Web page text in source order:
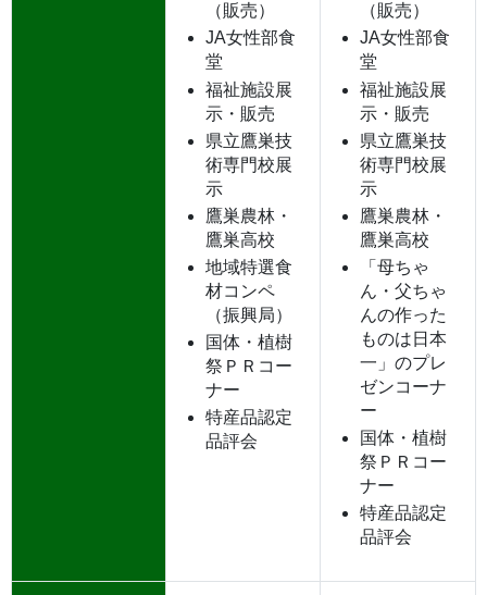
（販売）
JA女性部食
堂
福祉施設展
示・販売
県立鷹巣技
術専門校展
示
鷹巣農林・
鷹巣高校
地域特選食
材コンペ
（振興局）
国体・植樹
祭ＰＲコー
ナー
特産品認定
品評会
（販売）
JA女性部食
堂
福祉施設展
示・販売
県立鷹巣技
術専門校展
示
鷹巣農林・
鷹巣高校
「母ちゃ
ん・父ちゃ
んの作った
ものは日本
一」のプレ
ゼンコーナ
ー
国体・植樹
祭ＰＲコー
ナー
特産品認定
品評会